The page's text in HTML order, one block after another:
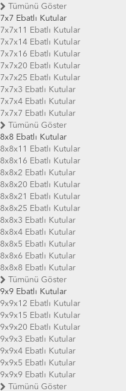
Tümünü Göster
7x7 Ebatlı Kutular
7x7x11 Ebatlı Kutular
7x7x14 Ebatlı Kutular
7x7x16 Ebatlı Kutular
7x7x20 Ebatlı Kutular
7x7x25 Ebatlı Kutular
7x7x3 Ebatlı Kutular
7x7x4 Ebatlı Kutular
7x7x7 Ebatlı Kutular
Tümünü Göster
8x8 Ebatlı Kutular
8x8x11 Ebatlı Kutular
8x8x16 Ebatlı Kutular
8x8x2 Ebatlı Kutular
8x8x20 Ebatlı Kutular
8x8x21 Ebatlı Kutular
8x8x25 Ebatlı Kutular
8x8x3 Ebatlı Kutular
8x8x4 Ebatlı Kutular
8x8x5 Ebatlı Kutular
8x8x6 Ebatlı Kutular
8x8x8 Ebatlı Kutular
Tümünü Göster
9x9 Ebatlı Kutular
9x9x12 Ebatlı Kutular
9x9x15 Ebatlı Kutular
9x9x20 Ebatlı Kutular
9x9x3 Ebatlı Kutular
9x9x4 Ebatlı Kutular
9x9x5 Ebatlı Kutular
9x9x9 Ebatlı Kutular
Tümünü Göster